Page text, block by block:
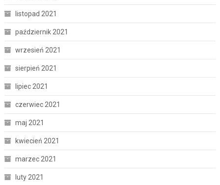
listopad 2021
październik 2021
wrzesień 2021
sierpień 2021
lipiec 2021
czerwiec 2021
maj 2021
kwiecień 2021
marzec 2021
luty 2021